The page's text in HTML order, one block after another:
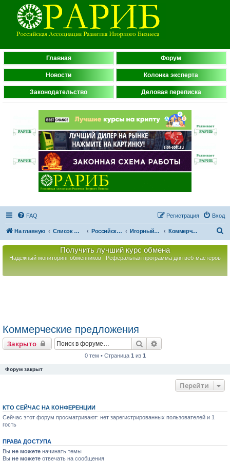
Главная Форум
Новости Колонка эксперта
Законодательство Деловая переписка
FAQ Вход
Регистрация
На главную Список форумов Российская Ассоциация Развития Игорного Бизнеса Игорный бизнес зарубежом Коммерческие предложения
Получить лучший курс обмена
Надежный мониторинг обменников Реферальная программа для веб-мастеров
Коммерческие предложения
Закрыто Поиск
0 тем • Страница 1 из 1
Форум закрыт
Перейти
КТО СЕЙЧАС НА КОНФЕРЕНЦИИ
Сейчас этот форум просматривают: нет зарегистрированных пользователей и 1
гость
ПРАВА ДОСТУПА
Вы не можете начинать темы
Вы не можете отвечать на сообщения